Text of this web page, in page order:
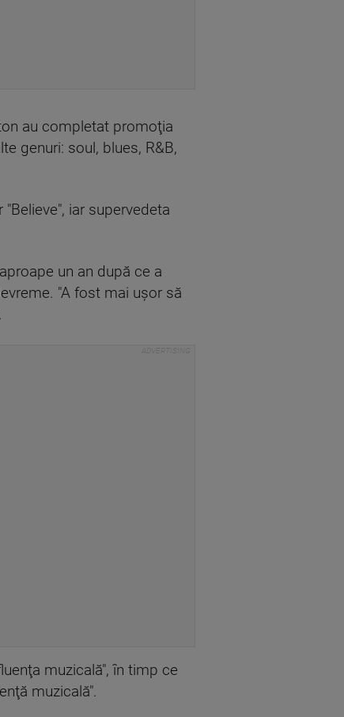
au completat promoţia
genuri: soul, blues, R&B,
iar supervedeta
un an după ce a
"A fost mai uşor să
muzicală", în timp ce
muzicală".